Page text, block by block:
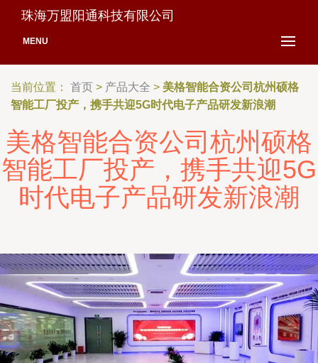
珠海万盟阳通科技有限公司
MENU
当前位置： 首页 > 产品大全 > 美格智能合资公司杭州硕格
智能工厂投产，携手共迎5G时代电子产品研发新浪潮
美格智能合资公司杭州硕格
智能工厂投产，携手共迎5G
时代电子产品研发新浪潮